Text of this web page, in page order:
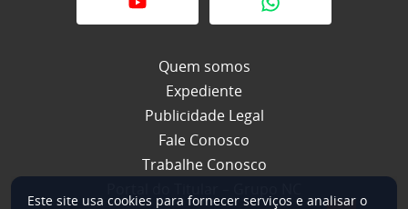
Quem somos
Expediente
Publicidade Legal
Fale Conosco
Trabalhe Conosco
Este site usa cookies para fornecer serviços e analisar o